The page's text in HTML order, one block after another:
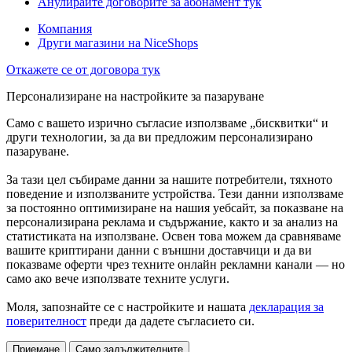
Компания
Други магазини на NiceShops
Откажете се от договора тук
Персонализиране на настройките за пазаруване
Само с вашето изрично съгласие използваме „бисквитки“ и
други технологии, за да ви предложим персонализирано
пазаруване.
За тази цел събираме данни за нашите потребители, тяхното
поведение и използваните устройства. Тези данни използваме
за постоянно оптимизиране на нашия уебсайт, за показване на
персонализирана реклама и съдържание, както и за анализ на
статистиката на използване. Освен това можем да сравняваме
вашите криптирани данни с външни доставчици и да ви
показваме оферти чрез техните онлайн рекламни канали — но
само ако вече използвате техните услуги.
Моля, запознайте се с настройките и нашата декларация за
поверителност преди да дадете съгласието си.
Приемане Само задължителните